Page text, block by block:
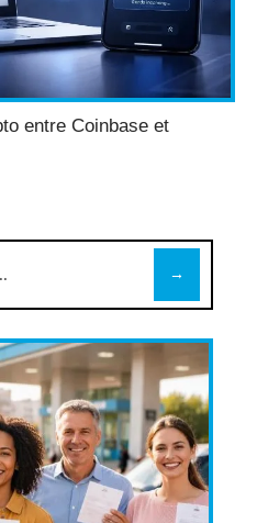
entre Coinbase et